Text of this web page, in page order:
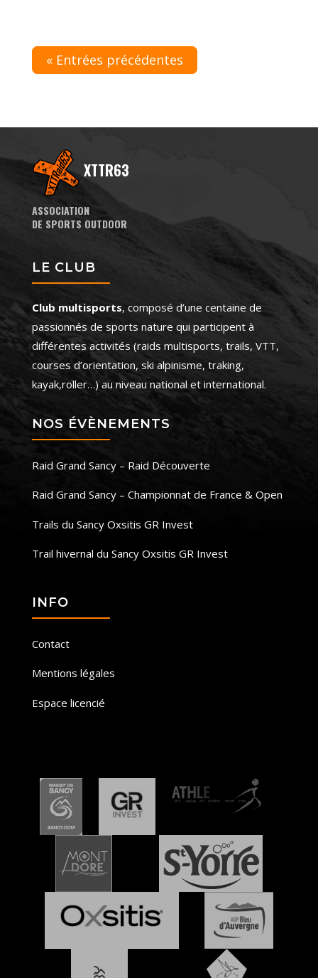
« Entrées précédentes
XTTR63
ASSOCIATION
DE SPORTS OUTDOOR
LE CLUB
Club multisports, composé d’une centaine de
passionnés de sports nature qui participent à
différentes activités (raids multisports, trails, VTT,
courses d’orientation, ski alpinisme, traking,
kayak,roller…) au niveau national et international.
NOS ÉVÈNEMENTS
Raid Grand Sancy – Raid Découverte
Raid Grand Sancy – Championnat de France & Open
Trails du Sancy Oxsitis GR Invest
Trail hivernal du Sancy Oxsitis GR Invest
INFO
Contact
Mentions légales
Espace licencié